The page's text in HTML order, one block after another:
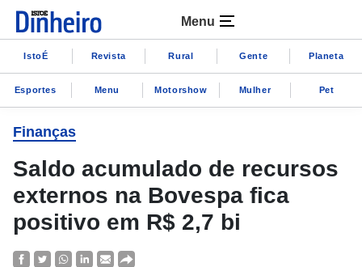
Menu
IstoÉ Revista Rural Gente Planeta
Esportes Menu Motorshow Mulher Pet
Finanças
Saldo acumulado de recursos
externos na Bovespa fica
positivo em R$ 2,7 bi